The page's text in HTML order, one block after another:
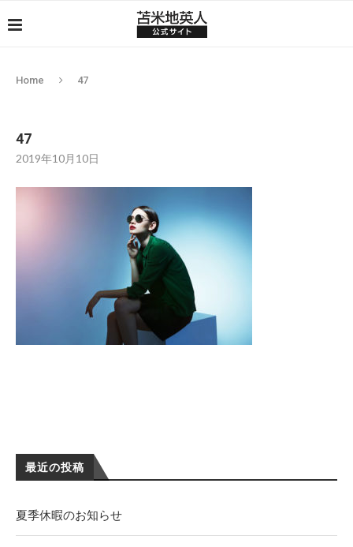
Home 47
47
2019年10月10日
最近の投稿
夏季休暇のお知らせ